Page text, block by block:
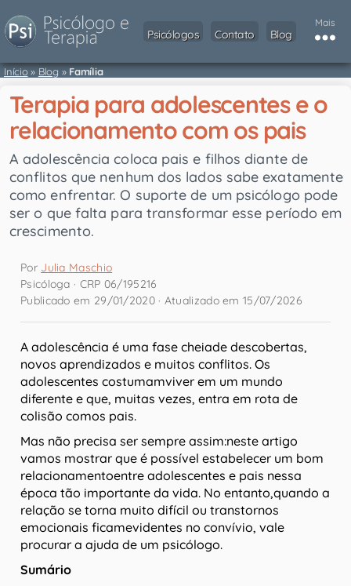
Psicólogos Contato Blog
Mais
Início» Blog»Família
Terapia para adolescentes e o
relacionamento com os pais
A adolescência coloca pais e filhos diante de
conflitos que nenhum dos lados sabe exatamente
como enfrentar. O suporte de um psicólogo pode
ser o que falta para transformar esse período em
crescimento.
Por Julia Maschio
Psicóloga · CRP 06/195216
Publicado em 29/01/2020 · Atualizado em 15/07/2026
A adolescência é uma fase cheiade descobertas,
novos aprendizados e muitos conflitos. Os
adolescentes costumamviver em um mundo
diferente e que, muitas vezes, entra em rota de
colisão comos pais.
Mas não precisa ser sempre assim:neste artigo
vamos mostrar que é possível estabelecer um bom
relacionamentoentre adolescentes e pais nessa
época tão importante da vida. No entanto,quando a
relação se torna muito difícil ou transtornos
emocionais ficamevidentes no convívio, vale
procurar a ajuda de um psicólogo.
Sumário